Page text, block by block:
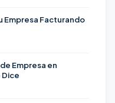
Empresa Facturando
Empresa en
Dice